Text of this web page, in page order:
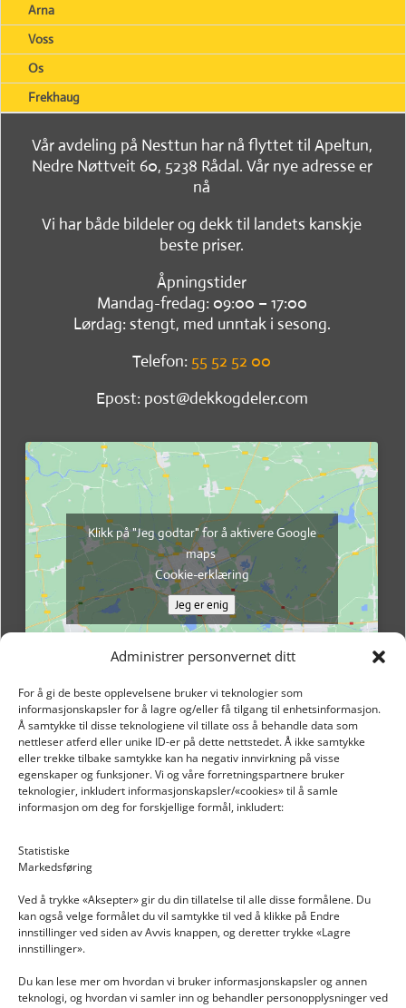
Administrer personvernet ditt
For å gi de beste opplevelsene bruker vi teknologier som
informasjonskapsler for å lagre og/eller få tilgang til enhetsinformasjon.
Å samtykke til disse teknologiene vil tillate oss å behandle data som
nettleser atferd eller unike ID-er på dette nettstedet. Å ikke samtykke
eller trekke tilbake samtykke kan ha negativ innvirkning på visse
egenskaper og funksjoner. Vi og våre forretningspartnere bruker
teknologier, inkludert informasjonskapsler/«cookies» til å samle
informasjon om deg for forskjellige formål, inkludert:
Statistiske
Markedsføring
Ved å trykke «Aksepter» gir du din tillatelse til alle disse formålene. Du
kan også velge formålet du vil samtykke til ved å klikke på Endre
innstillinger ved siden av Avvis knappen, og deretter trykke «Lagre
innstillinger».
Du kan lese mer om hvordan vi bruker informasjonskapsler og annen
teknologi, og hvordan vi samler inn og behandler personopplysninger ved
Arna
Voss
Os
Frekhaug
Vår avdeling på Nesttun har nå flyttet til Apeltun,
Nedre Nøttveit 60, 5238 Rådal. Vår nye adresse er
nå
Vi har både bildeler og dekk til landets kanskje
beste priser.
Åpningstider
Mandag-fredag: 09:00 – 17:00
Lørdag: stengt, med unntak i sesong.
Telefon: 55 52 52 00
Epost: post@dekkogdeler.com
Klikk på "Jeg godtar" for å aktivere Google
maps
Cookie-erklæring
Jeg er enig
INFORMASJON